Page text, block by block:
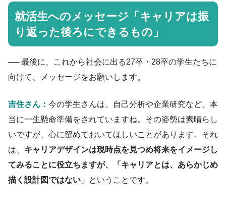
就活生へのメッセージ「キャリアは振
り返った後ろにできるもの」
── 最後に、これから社会に出る27卒・28卒の学生たちに
向けて、メッセージをお願いします。
吉住さん： 今の学生さんは、自己分析や企業研究など、本
当に一生懸命準備をされていますね。その姿勢は素晴らし
いですが、心に留めておいてほしいことがあります。それ
は、 キャリアデザインは現時点を見つめ将来をイメージし
てみることに役立ちますが、
「キャリアとは、あらかじめ
描く設計図ではない」 ということです。